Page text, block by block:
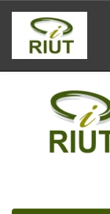
Skip
navigation